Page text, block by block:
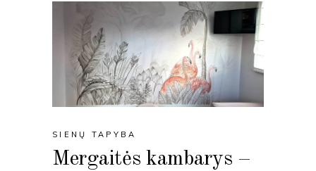
SIENŲ TAPYBA
Mergaitės kambarys –